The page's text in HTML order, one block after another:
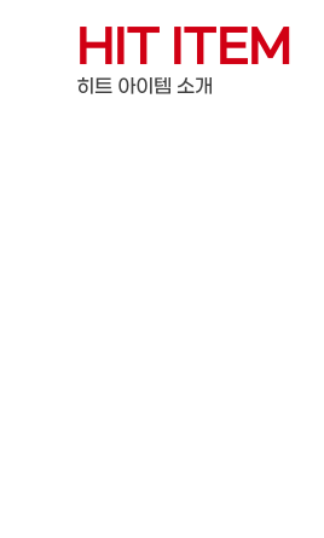
contentHIT ITEM
히트 아이템 소개